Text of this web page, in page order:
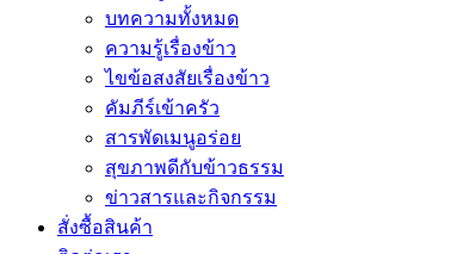
บทความทั้งหมด
ความรู้เรื่องข้าว
ไขข้อสงสัยเรื่องข้าว
คัมภีร์เข้าครัว
สารพัดเมนูอร่อย
สุขภาพดีกับข้าวธรรม
ข่าวสารและกิจกรรม
สั่งซื้อสินค้า